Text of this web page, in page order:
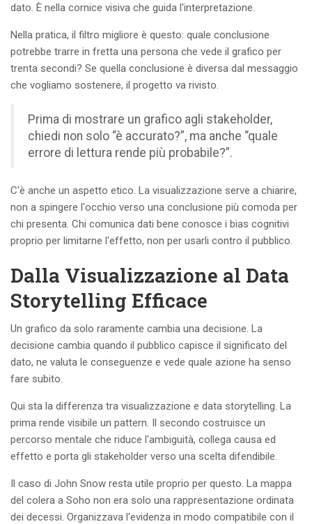
dato. È nella cornice visiva che guida l'interpretazione.
Nella pratica, il filtro migliore è questo: quale conclusione
potrebbe trarre in fretta una persona che vede il grafico per
trenta secondi? Se quella conclusione è diversa dal messaggio
che vogliamo sostenere, il progetto va rivisto.
Prima di mostrare un grafico agli stakeholder,
chiedi non solo “è accurato?”, ma anche “quale
errore di lettura rende più probabile?”.
C'è anche un aspetto etico. La visualizzazione serve a chiarire,
non a spingere l'occhio verso una conclusione più comoda per
chi presenta. Chi comunica dati bene conosce i bias cognitivi
proprio per limitarne l'effetto, non per usarli contro il pubblico.
Dalla Visualizzazione al Data
Storytelling Efficace
Un grafico da solo raramente cambia una decisione. La
decisione cambia quando il pubblico capisce il significato del
dato, ne valuta le conseguenze e vede quale azione ha senso
fare subito.
Qui sta la differenza tra visualizzazione e data storytelling. La
prima rende visibile un pattern. Il secondo costruisce un
percorso mentale che riduce l'ambiguità, collega causa ed
effetto e porta gli stakeholder verso una scelta difendibile.
Il caso di John Snow resta utile proprio per questo. La mappa
del colera a Soho non era solo una rappresentazione ordinata
dei decessi. Organizzava l'evidenza in modo compatibile con il